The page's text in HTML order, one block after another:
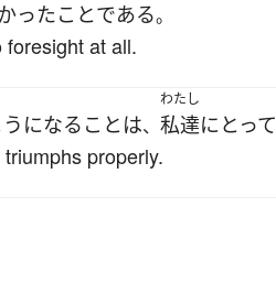
ったことである。
at all.
になる ことは、
わたし
私達にとって
properly.